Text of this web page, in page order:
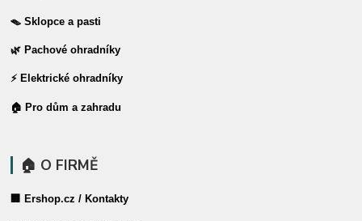
🪤 Sklopce a pasti
🌿 Pachové ohradníky
⚡ Elektrické ohradníky
🏠 Pro dům a zahradu
🏠 O FIRMĚ
🏢 Ershop.cz / Kontakty